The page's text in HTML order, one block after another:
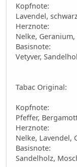
Kopfnote:
Lavendel,
Herznote:
Nelke,
Basisnote:
Vetyver,
Tabac Original:
Kopfnote:
Pfeffer,
Herznote:
Nelke, Lavendel,
Basisnote:
Sandelholz,